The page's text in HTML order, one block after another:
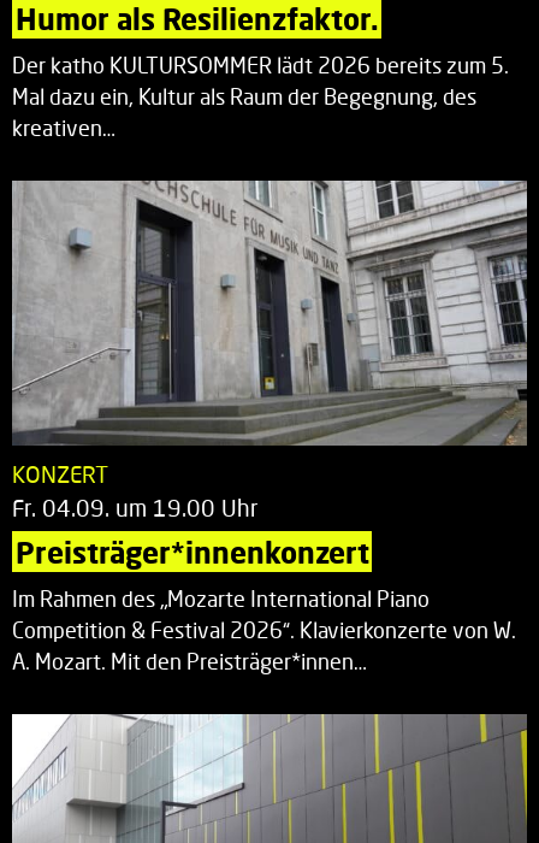
Humor als Resilienzfaktor.
Der katho KULTURSOMMER lädt 2026 bereits zum 5.
Mal dazu ein, Kultur als Raum der Begegnung, des
kreativen…
KONZERT
Fr. 04.09. um 19.00 Uhr
Preisträger*innenkonzert
Im Rahmen des „Mozarte International Piano
Competition & Festival 2026“. Klavierkonzerte von W.
A. Mozart. Mit den Preisträger*innen…